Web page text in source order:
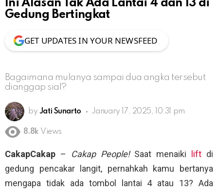
Ini Alasan Tak Ada Lantai 4 dan 13 di
Gedung Bertingkat
GET UPDATES IN YOUR NEWSFEED
Bagaimana mulanya sampai dua angka tersebut
dianggap sial?
by Jati Sunarto January 17, 2025, 10:31 pm
8.8k Views
CakapCakap – Cakap People! Saat menaiki lift di
gedung pencakar langit, pernahkah kamu bertanya
mengapa tidak ada tombol lantai 4 atau 13? Ada